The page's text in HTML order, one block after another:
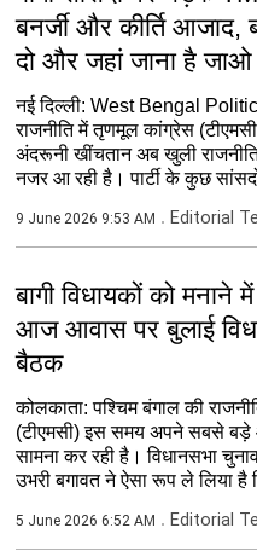
बनर्जी और कीर्ति आजाद,
दो और जहां जाना है जाओ
नई दिल्‍ली: West Bengal Politics: पश्चिम बंगाल की
राजनीति में तृणमूल कांग्रेस
अंदरूनी खींचतान अब खुली
नजर आ रही है। पार्टी के कुछ
9 June 2026 9:53 AM Editorial
बागी विधायकों को मनाने
आज आवास पर बुलाई
बैठक
कोलकाता: पश्चिम बंगाल की
(टीएमसी) इस समय अपने सबसे
सामना कर रही है। विधानसभा चुनाव
उभरी बगावत ने ऐसा रूप ले लिया है
5 June 2026 6:52 AM Editorial